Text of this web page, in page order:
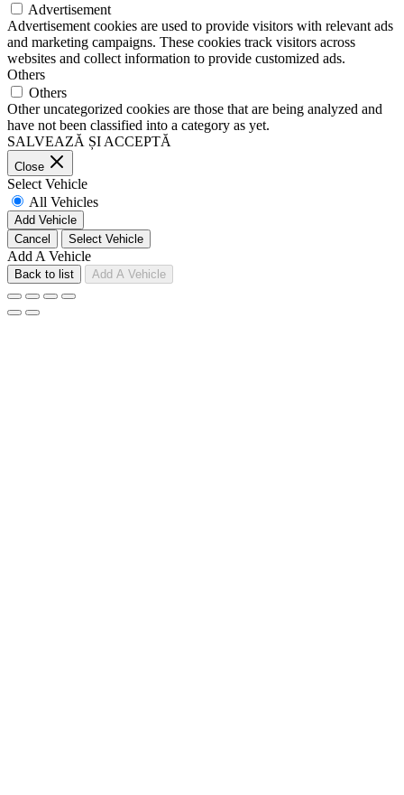
Advertisement
Advertisement cookies are used to provide visitors with relevant ads
and marketing campaigns. These cookies track visitors across
websites and collect information to provide customized ads.
Others
Others
Other uncategorized cookies are those that are being analyzed and
have not been classified into a category as yet.
SALVEAZĂ ȘI ACCEPTĂ
Close
Select Vehicle
All Vehicles
Add Vehicle
Cancel
Select Vehicle
Add A Vehicle
Back to list Add A Vehicle